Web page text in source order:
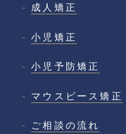
成人矯正
小児矯正
小児予防矯正
マウスピース矯正
ご相談の流れ